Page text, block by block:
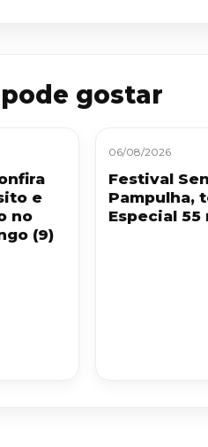
gostar
e
no
(9)
06/08/2026
Festival
Pampulha,
Especial 55